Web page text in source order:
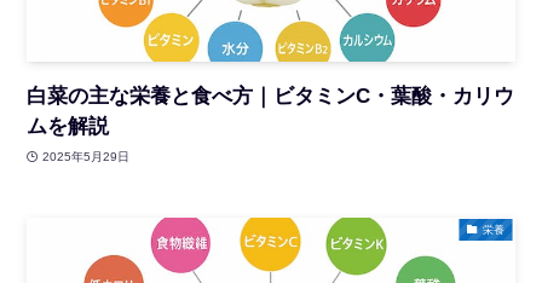
白菜の主な栄養と食べ方｜ビタミンC・葉酸・カリウ
ムを解説
2025年5月29日
栄養